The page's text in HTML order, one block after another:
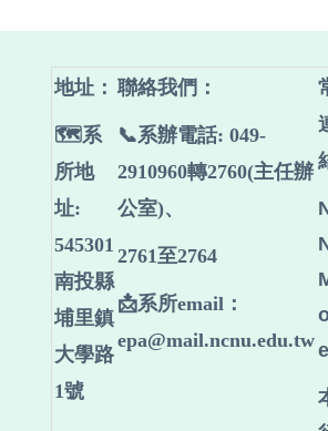
地址：
🗺️系
所地
址:
545301
南投縣
埔里鎮
大學路
1號
聯絡我們 ：
📞系辦電話: 049-
2910960轉2760(主任辦
公室)、
2761至2764
📩系所email：
epa@mail.ncnu.edu.twe